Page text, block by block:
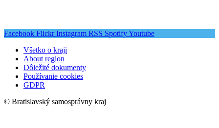
Facebook Flickr Instagram RSS SpotifyYoutube
Všetko o kraji
About region
Dôležité dokumenty
Používanie cookies
GDPR
© Bratislavský samosprávny kraj